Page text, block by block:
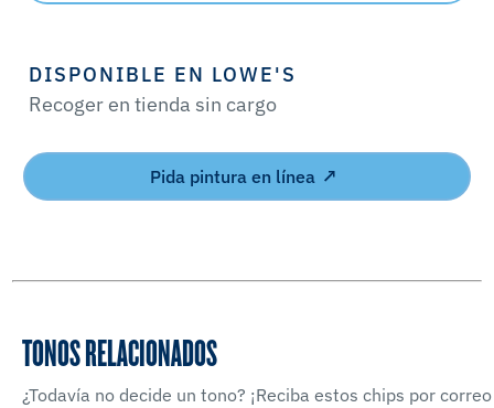
DISPONIBLE EN LOWE'S
Recoger en tienda sin cargo
Pida pintura en línea
TONOS RELACIONADOS
¿Todavía no decide un tono? ¡Reciba estos chips por correo